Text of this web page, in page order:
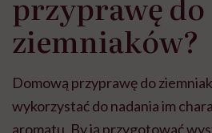
ziemniaków?
Domową przyprawę do
wykorzystać do nadania im
aromatu. By ją przygotować